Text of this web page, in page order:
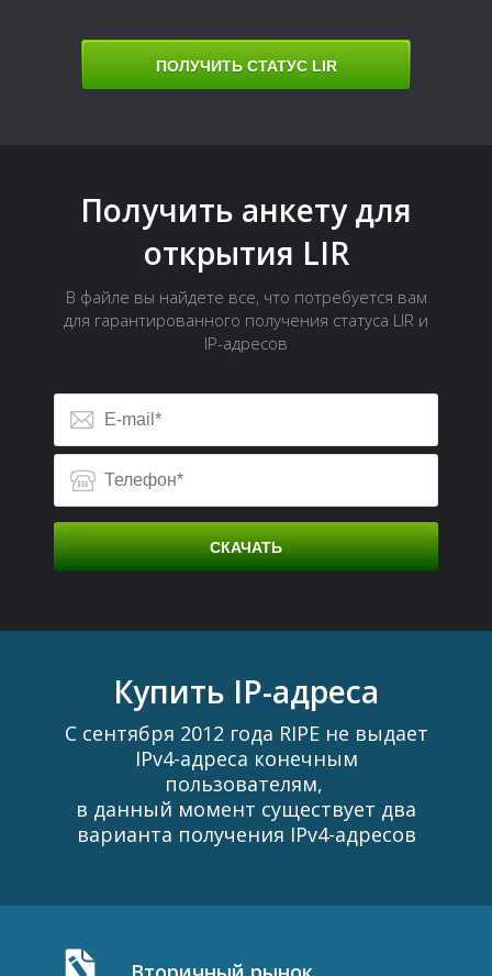
Н
Д
ПОЛУЧИТЬ СТАТУС LIR
Получить анкету для
открытия LIR
В файле вы найдете все, что потребуется вам
для гарантированного получения статуса LIR и
IP-адресов
СКАЧАТЬ
Купить IP-адреса
С сентября 2012 года RIPE не выдает
IPv4-адреса конечным
пользователям,
в данный момент существует два
варианта получения IPv4-адресов